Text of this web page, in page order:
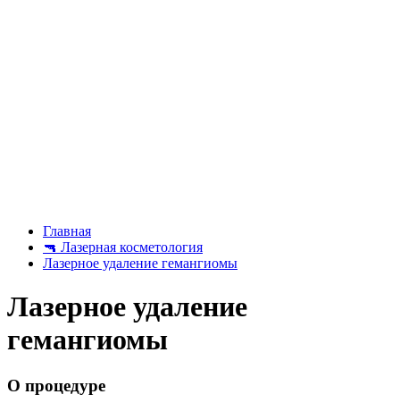
Главная
🔫 Лазерная косметология
Лазерное удаление гемангиомы
Лазерное удаление
гемангиомы
О процедуре